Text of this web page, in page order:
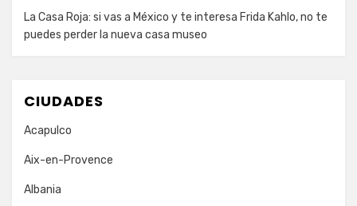
La Casa Roja: si vas a México y te interesa Frida Kahlo, no te
puedes perder la nueva casa museo
CIUDADES
Acapulco
Aix-en-Provence
Albania